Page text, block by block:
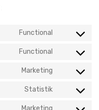
Functional
Consent
service
wordpress
Functional
Consent
service
complianz
Marketing
Consent
service
google-
Statistik
Consent
Marketing